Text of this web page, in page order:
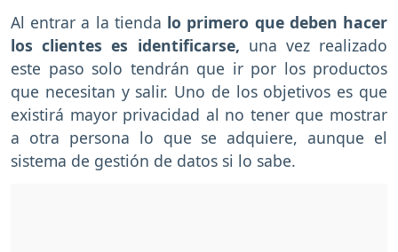
Al entrar a la tienda lo primero que deben hacer
los clientes es identificarse, una vez realizado
este paso solo tendrán que ir por los productos
que necesitan y salir. Uno de los objetivos es que
existirá mayor privacidad al no tener que mostrar
a otra persona lo que se adquiere, aunque el
sistema de gestión de datos si lo sabe.